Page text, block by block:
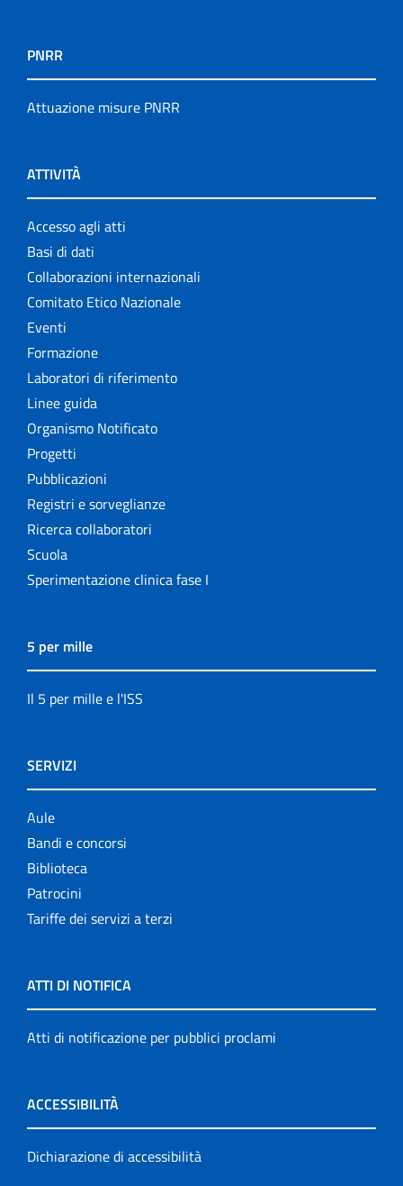
PNRR
Attuazione misure PNRR
ATTIVITÀ
Accesso agli atti
Basi di dati
Collaborazioni internazionali
Comitato Etico Nazionale
Eventi
Formazione
Laboratori di riferimento
Linee guida
Organismo Notificato
Progetti
Pubblicazioni
Registri e sorveglianze
Ricerca collaboratori
Scuola
Sperimentazione clinica fase I
5 per mille
Il 5 per mille e l'ISS
SERVIZI
Aule
Bandi e concorsi
Biblioteca
Patrocini
Tariffe dei servizi a terzi
ATTI DI NOTIFICA
Atti di notificazione per pubblici proclami
ACCESSIBILITÀ
Dichiarazione di accessibilità